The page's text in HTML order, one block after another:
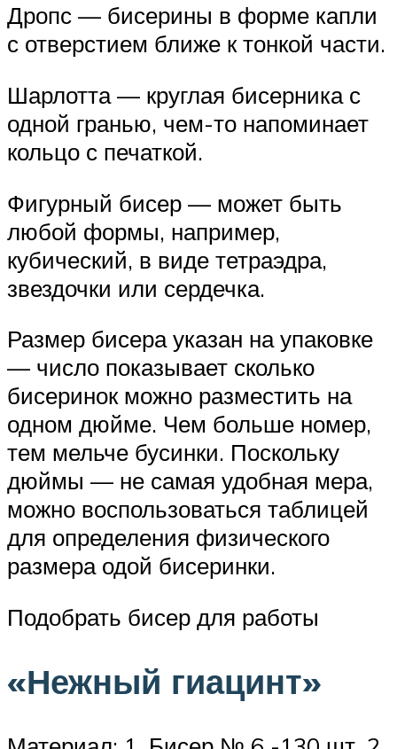
Дропс — бисерины в форме капли
с отверстием ближе к тонкой части.
Шарлотта — круглая бисерника с
одной гранью, чем-то напоминает
кольцо с печаткой.
Фигурный бисер — может быть
любой формы, например,
кубический, в виде тетраэдра,
звездочки или сердечка.
Размер бисера указан на упаковке
— число показывает сколько
бисеринок можно разместить на
одном дюйме. Чем больше номер,
тем мельче бусинки. Поскольку
дюймы — не самая удобная мера,
можно воспользоваться таблицей
для определения физического
размера одой бисеринки.
Подобрать бисер для работы
«Нежный гиацинт»